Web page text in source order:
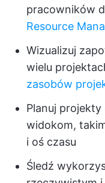
pracowników
Resource
Wizualizuj
wielu
zasobów
Planuj
widokom,
i oś czasu
Śledź